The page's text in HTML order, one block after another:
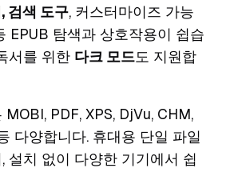
검색 도구, 커스터마이즈 가능
EPUB 탐색과 상호작용이 쉽습
서를 위한 다크 모드도 지원합
MOBI, PDF, XPS, DjVu, CHM,
다양합니다. 휴대용 단일 파일
설치 없이 다양한 기기에서 쉽